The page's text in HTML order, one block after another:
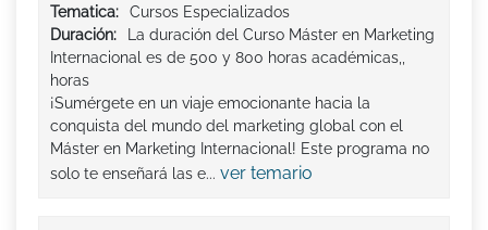
Tematica:
Cursos Especializados
Duración:
La duración del Curso Máster en Marketing
Internacional es de 500 y 800 horas académicas,,
horas
¡Sumérgete en un viaje emocionante hacia la
conquista del mundo del marketing global con el
Máster en Marketing Internacional! Este programa no
solo te enseñará las e... ver temario